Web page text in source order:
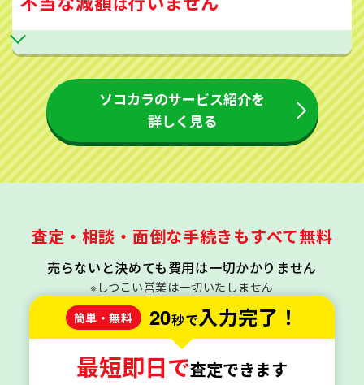
は
ソコカラのサービス紹介を
詳しく見る
査定・相談・面倒な手続きもすべて無料
売らないと決めても費用は一切かかりません
※しつこい営業は一切いたしません
簡単・無料
20秒で入力完了！
最短即日で査定できます